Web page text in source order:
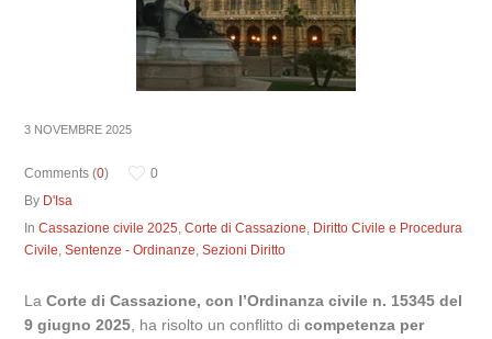
3 NOVEMBRE 2025
Comments (0)
0
By D'Isa
InCassazione civile 2025,Corte di Cassazione, Diritto Civile e Procedura
Civile,Sentenze - Ordinanze,Sezioni Diritto
LaCorte di Cassazione, con l’Ordinanza civile n. 15345 del
9 giugno 2025 , ha risolto un conflitto dicompetenza per